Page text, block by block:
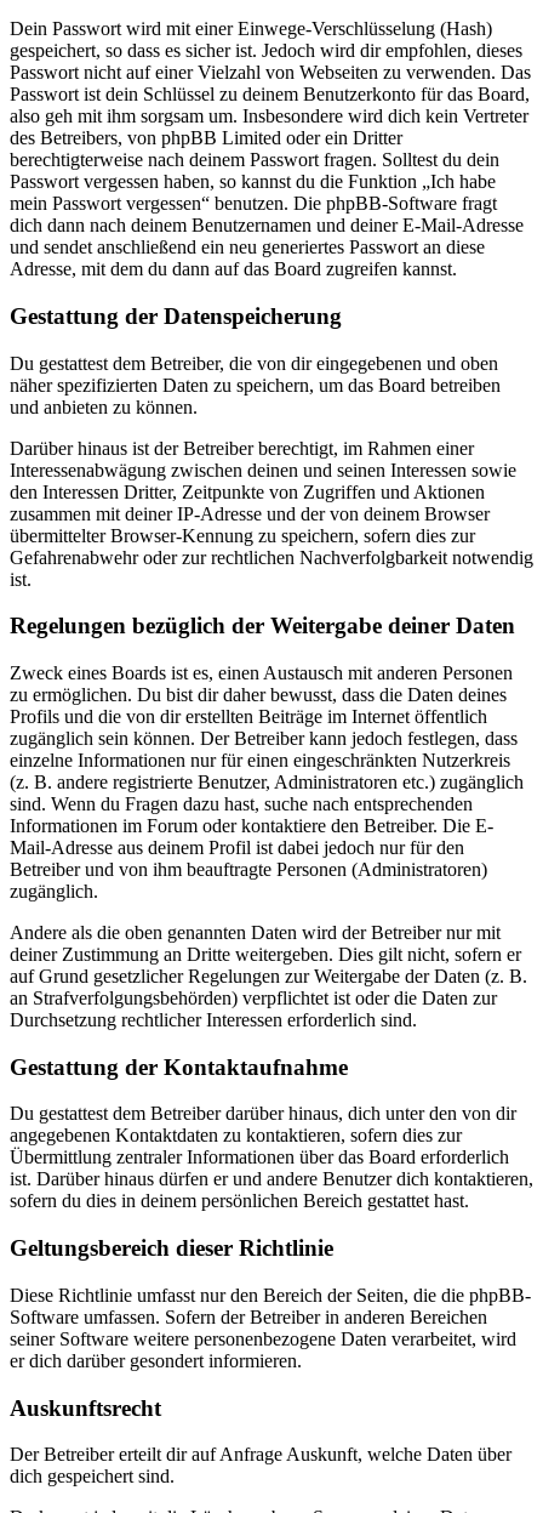
Dein Passwort wird mit einer Einwege-Verschlüsselung (Hash)
gespeichert, so dass es sicher ist. Jedoch wird dir empfohlen, dieses
Passwort nicht auf einer Vielzahl von Webseiten zu verwenden. Das
Passwort ist dein Schlüssel zu deinem Benutzerkonto für das Board,
also geh mit ihm sorgsam um. Insbesondere wird dich kein Vertreter
des Betreibers, von phpBB Limited oder ein Dritter
berechtigterweise nach deinem Passwort fragen. Solltest du dein
Passwort vergessen haben, so kannst du die Funktion „Ich habe
mein Passwort vergessen“ benutzen. Die phpBB-Software fragt
dich dann nach deinem Benutzernamen und deiner E-Mail-Adresse
und sendet anschließend ein neu generiertes Passwort an diese
Adresse, mit dem du dann auf das Board zugreifen kannst.
Gestattung der Datenspeicherung
Du gestattest dem Betreiber, die von dir eingegebenen und oben
näher spezifizierten Daten zu speichern, um das Board betreiben
und anbieten zu können.
Darüber hinaus ist der Betreiber berechtigt, im Rahmen einer
Interessenabwägung zwischen deinen und seinen Interessen sowie
den Interessen Dritter, Zeitpunkte von Zugriffen und Aktionen
zusammen mit deiner IP-Adresse und der von deinem Browser
übermittelter Browser-Kennung zu speichern, sofern dies zur
Gefahrenabwehr oder zur rechtlichen Nachverfolgbarkeit notwendig
ist.
Regelungen bezüglich der Weitergabe deiner Daten
Zweck eines Boards ist es, einen Austausch mit anderen Personen
zu ermöglichen. Du bist dir daher bewusst, dass die Daten deines
Profils und die von dir erstellten Beiträge im Internet öffentlich
zugänglich sein können. Der Betreiber kann jedoch festlegen, dass
einzelne Informationen nur für einen eingeschränkten Nutzerkreis
(z. B. andere registrierte Benutzer, Administratoren etc.) zugänglich
sind. Wenn du Fragen dazu hast, suche nach entsprechenden
Informationen im Forum oder kontaktiere den Betreiber. Die E-
Mail-Adresse aus deinem Profil ist dabei jedoch nur für den
Betreiber und von ihm beauftragte Personen (Administratoren)
zugänglich.
Andere als die oben genannten Daten wird der Betreiber nur mit
deiner Zustimmung an Dritte weitergeben. Dies gilt nicht, sofern er
auf Grund gesetzlicher Regelungen zur Weitergabe der Daten (z. B.
an Strafverfolgungsbehörden) verpflichtet ist oder die Daten zur
Durchsetzung rechtlicher Interessen erforderlich sind.
Gestattung der Kontaktaufnahme
Du gestattest dem Betreiber darüber hinaus, dich unter den von dir
angegebenen Kontaktdaten zu kontaktieren, sofern dies zur
Übermittlung zentraler Informationen über das Board erforderlich
ist. Darüber hinaus dürfen er und andere Benutzer dich kontaktieren,
sofern du dies in deinem persönlichen Bereich gestattet hast.
Geltungsbereich dieser Richtlinie
Diese Richtlinie umfasst nur den Bereich der Seiten, die die phpBB-
Software umfassen. Sofern der Betreiber in anderen Bereichen
seiner Software weitere personenbezogene Daten verarbeitet, wird
er dich darüber gesondert informieren.
Auskunftsrecht
Der Betreiber erteilt dir auf Anfrage Auskunft, welche Daten über
dich gespeichert sind.